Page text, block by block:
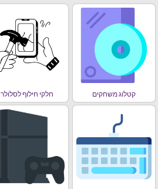
קטלוג משחקים חלקי חילוף לסלולר